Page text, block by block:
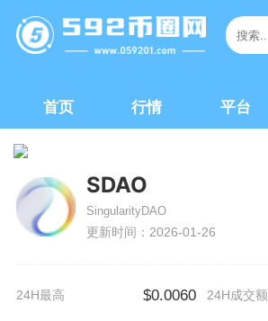
首页 行情 平台
SDAO
SingularityDAO
更新时间：2026-01-26
24H最高 $0.0060 24H成交额